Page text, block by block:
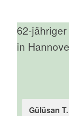
62-
in
Gülüsan T.